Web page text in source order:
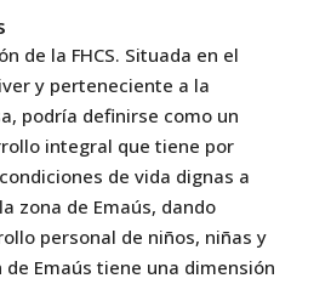
de la FHCS. Situada en el
y perteneciente a la
podría definirse como un
integral que tiene por
de vida dignas a
zona de Emaús, dando
personal de niños, niñas y
de Emaús tiene una dimensión